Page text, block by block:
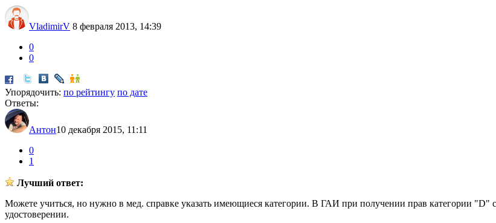
VladimirV 8 февраля 2013, 14:39
0
0
Упорядочить: по рейтингу по дате
Ответы:
Антон10 декабря 2015, 11:11
0
1
Лучший ответ:
Можете учиться, но нужно в мед. справке указать имеющиеся категории. В ГАИ при получении прав категории "D"
удостоверении.